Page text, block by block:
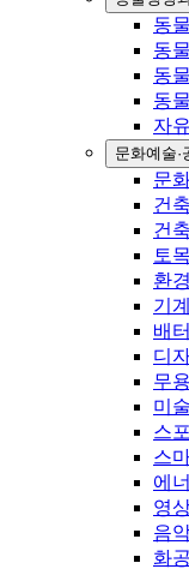
동
동
동
동
자
문화예술·
문
건
건
토
환
기
배
디
무
미
스
스
에
영
음
화